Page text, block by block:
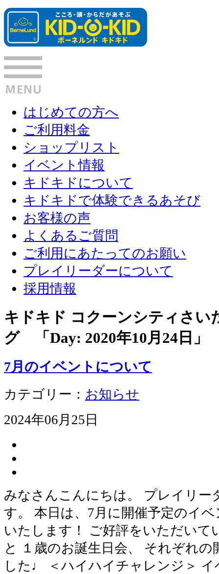
はじめての方へ
ご利用料金
ショップリスト
イベント情報
キドキドについて
キドキドで体験できるあそび
お客様の声
よくあるご質問
ご利用にあたってのお願い
プレイリーダーについて
採用情報
キドキド コクーンシティさい
グ 「Day: 2020年10月24日 」
7月のイベントについて
カテゴリー： お知らせ
2024年06月25日
みなさんこんにちは。 プレイリー
す。 本日は、7月に開催予定のイ
いたします！ ご好評をいただいて
と １歳のお誕生日会、 それぞれ
した♩ ＜ハイハイチャレンジ＞ イ